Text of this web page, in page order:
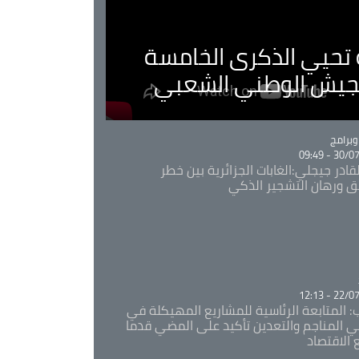
تحيي الذكرى الخامسة
الوطني الشعبي
30/07/
جيجلي:الغابات الجزائرية بين خطر
ورهان التشجير الذكي
22/07/
المتابعة الرئاسية للمشاريع المهيكلة في
المناجم والتعدين تأكيد على المضي قدما
الاقتصاد